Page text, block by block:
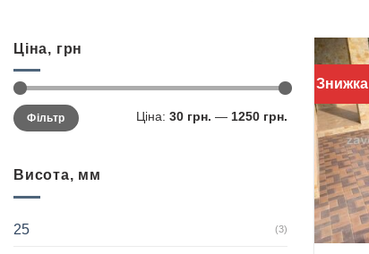
Ціна, грн
Фільтр Ціна: 30 грн. — 1250 грн.
Висота, мм
25 (3)
Знижка